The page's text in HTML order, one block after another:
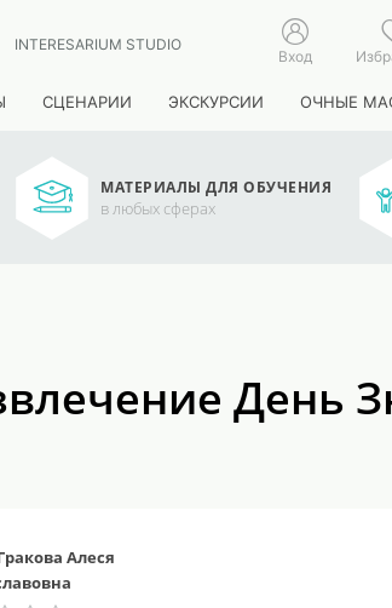
INTERESARIUM STUDIO
Вход
СЦЕНАРИИ ЭКСКУРСИИ ОЧНЫЕ
МАТЕРИАЛЫ ДЛЯ ОБУЧЕНИЯ
в любых сферах
День
Алеся